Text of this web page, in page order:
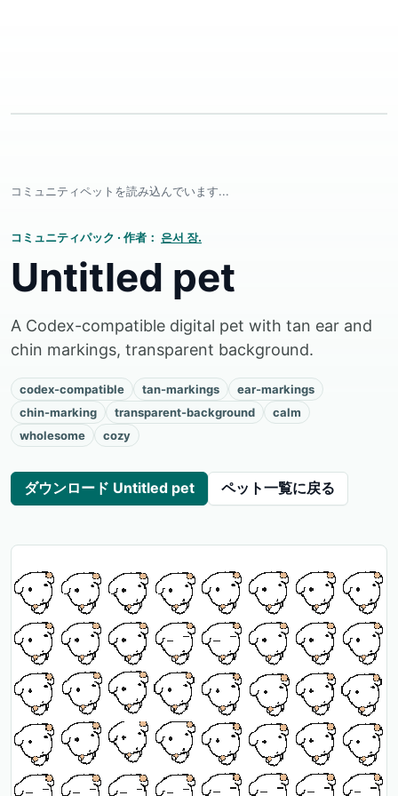
コミュニティペットを読み込んでいます...
コミュニティパック · 作者： 은서 장.
Untitled pet
A Codex-compatible digital pet with tan ear and
chin markings, transparent background.
codex-compatible tan-markings
ear-markings
chin-marking
transparent-background
calm
wholesome
cozy
ダウンロード Untitled pet ペット一覧に戻る